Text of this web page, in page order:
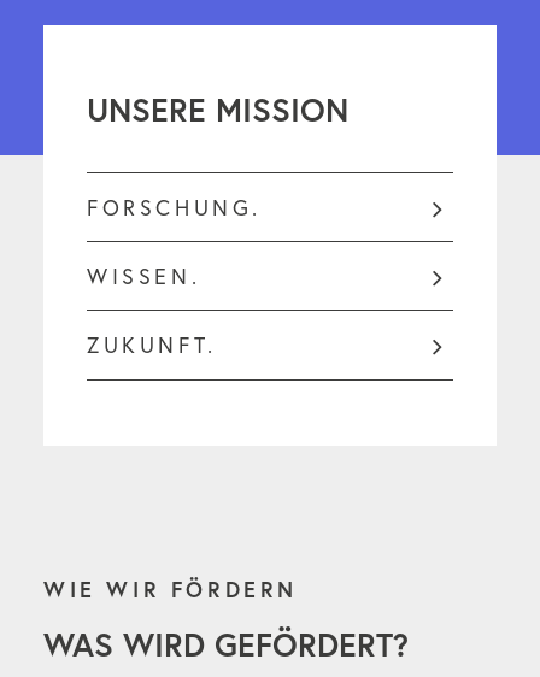
UNSERE MISSION
FORSCHUNG.
WISSEN.
ZUKUNFT.
WIE WIR FÖRDERN
WAS WIRD GEFÖRDERT?